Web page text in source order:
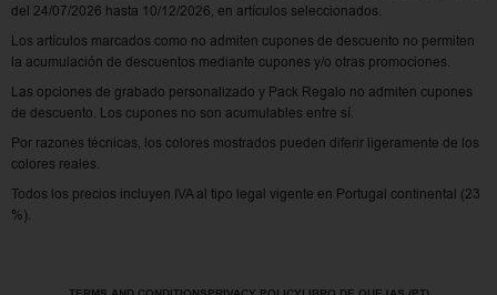
del 24/07/2026 hasta 10/12/2026, en artículos seleccionados.
Los artículos marcados como no admiten cupones de descuento no permiten
la acumulación de descuentos mediante cupones y/o otras promociones.
Las opciones de grabado personalizado y Pack Regalo no admiten cupones
de descuento. Los cupones no son acumulables entre sí.
Por razones técnicas, los colores mostrados pueden diferir ligeramente de los
colores reales.
Todos los precios incluyen IVA al tipo legal vigente en Portugal continental (23
%).